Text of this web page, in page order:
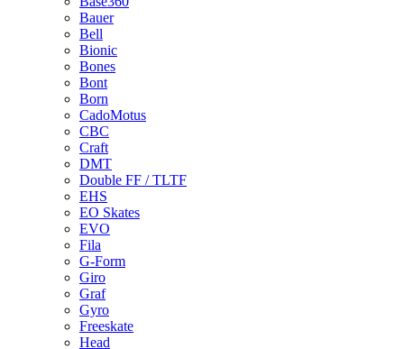
Bauer
Bell
Bionic
Bones
Bont
Born
CadoMotus
CBC
Craft
DMT
Double FF / TLTF
EHS
EO Skates
EVO
Fila
G-Form
Giro
Graf
Gyro
Freeskate
Head